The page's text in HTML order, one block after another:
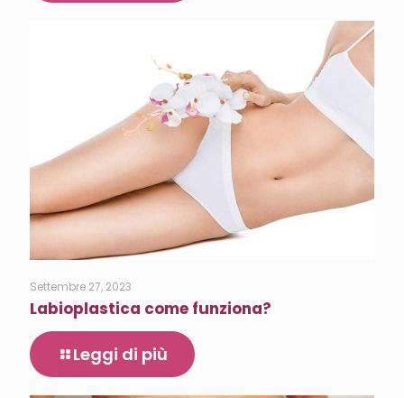
Settembre 27, 2023
Labioplastica come funziona?
Leggi di più